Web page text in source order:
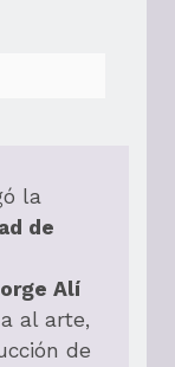
la
de
Alí
al arte,
de